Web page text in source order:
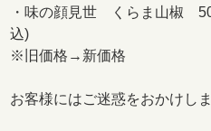
・味の顔見世 くらま山椒
込)
※旧価格→新価格
お客様にはご迷惑をおかけし